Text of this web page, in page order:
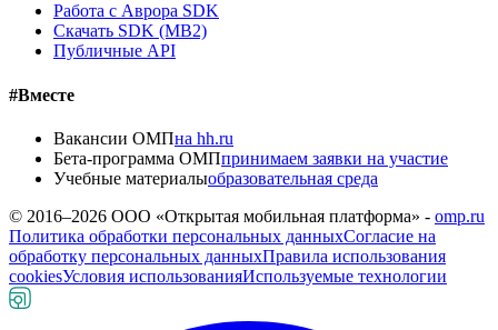
Работа с Аврора SDK
Скачать SDK (MB2)
Публичные API
#Вместе
Вакансии ОМПна hh.ru
Бета-программа ОМПпринимаем заявки на участие
Учебные материалыобразовательная среда
© 2016–2026 ООО «Открытая мобильная платформа» - omp.ru
Политика обработки персональных данныхСогласие на
обработку персональных данныхПравила использования
cookiesУсловия использованияИспользуемые технологии